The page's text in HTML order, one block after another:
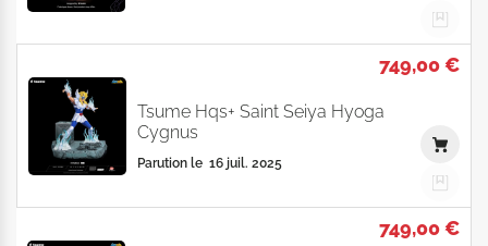
749,00 €
Tsume Hqs+ Saint Seiya Hyoga
Cygnus
Parution le 16 juil. 2025
749,00 €